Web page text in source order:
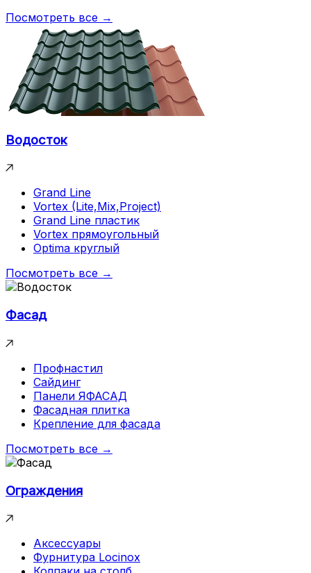
Посмотреть все →
Водосток
Grand Line
Vortex (Lite,Mix,Project)
Grand Line пластик
Vortex прямоугольный
Optima круглый
Посмотреть все →
Фасад
Профнастил
Сайдинг
Панели ЯФАСАД
Фасадная плитка
Крепление для фасада
Посмотреть все →
Ограждения
Аксессуары
Фурнитура Locinox